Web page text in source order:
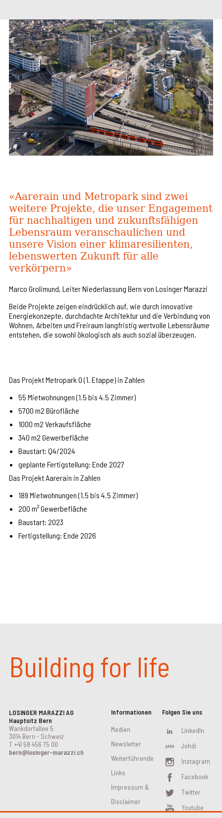
«Aarerain und Metropark sind zwei
weitere Projekte, die unser Engagement
für nachhaltigen und zukunftsfähigen
Lebensraum veranschaulichen und
unsere Vision einer klimaresilienten,
lebenswerten Zukunft für alle
verkörpern»
Marco Grolimund, Leiter Niederlassung Bern von Losinger Marazzi
Beide Projekte zeigen eindrücklich auf, wie durch innovative
Energiekonzepte, durchdachte Architektur und die Verbindung von
Wohnen, Arbeiten und Freiraum langfristig wertvolle Lebensräume
entstehen, die sowohl ökologisch als auch sozial überzeugen.
Das Projekt Metropark O (1. Etappe) in Zahlen
55 Mietwohnungen (1.5 bis 4.5 Zimmer)
5700 m2 Bürofläche
1000 m2 Verkaufsfläche
340 m2 Gewerbefläche
Baustart: Q4/2024
geplante Fertigstellung: Ende 2027
Das Projekt Aarerain in Zahlen
189 Mietwohnungen (1.5 bis 4.5 Zimmer)
200 m² Gewerbefläche
Baustart: 2023
Fertigstellung: Ende 2026
Building for life
LOSINGER MARAZZI AG
Hauptsitz Bern
Wankdorfallee 5
3014 Bern - Schweiz
T +41 58 456 75 00
bern@losinger-marazzi.ch
Informationen
Medien
Newsletter
Weiterführende
Links
Impressum &
Disclaimer
Folgen Sie uns
LinkedIn
Johdi
Instagram
Facebook
Twitter
Youtube